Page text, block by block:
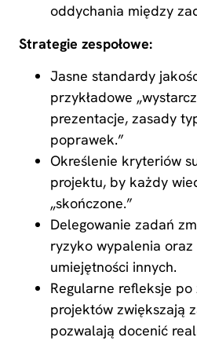
oddychania między
Strategie zespołowe:
Jasne standardy
przykładowe
prezentacje, zasady
poprawek.”
Określenie kryteriów
projektu, by każdy
„skończone.”
Delegowanie zadań
ryzyko wypalenia
umiejętności innych.
Regularne refleksje
projektów zwiększają
pozwalają docenić